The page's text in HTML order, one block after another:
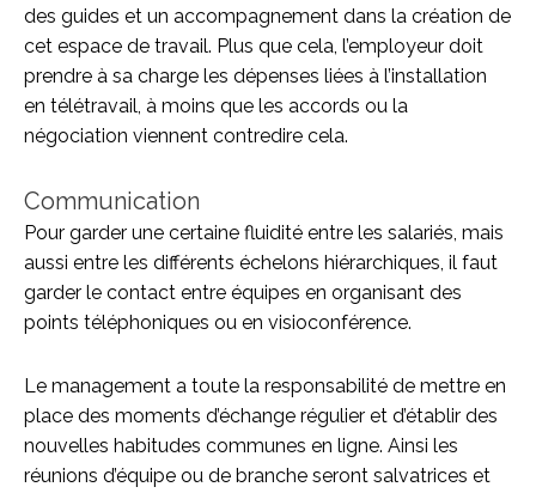
des guides et un accompagnement dans la création de
cet espace de travail. Plus que cela, l’employeur doit
prendre à sa charge les dépenses liées à l’installation
en télétravail, à moins que les accords ou la
négociation viennent contredire cela.
Communication
Pour garder une certaine fluidité entre les salariés, mais
aussi entre les différents échelons hiérarchiques, il faut
garder le contact entre équipes en organisant des
points téléphoniques ou en visioconférence.
Le management a toute la responsabilité de mettre en
place des moments d’échange régulier et d’établir des
nouvelles habitudes communes en ligne. Ainsi les
réunions d’équipe ou de branche seront salvatrices et